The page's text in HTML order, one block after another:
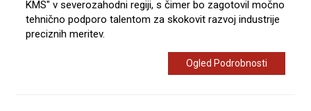
KMS" v severozahodni regiji, s čimer bo zagotovil močno
tehnično podporo talentom za skokovit razvoj industrije
preciznih meritev.
Ogled Podrobnosti